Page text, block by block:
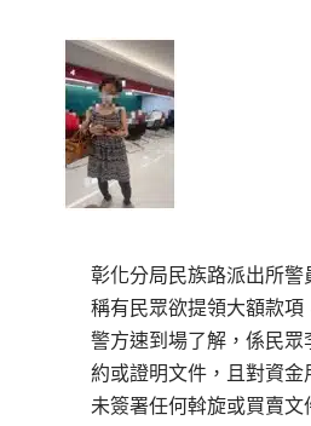
彰化分局民族路派出所
稱有民眾欲提領大額款項
警方速到場了解，係民
約或證明文件，且對資
未簽署任何斡旋或買賣